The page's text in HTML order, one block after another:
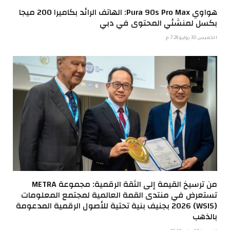
هواوي Pura 90s Pro Max: الهاتف الرائد بكاميرا 200 ميجا
بكسل لمنشئي المحتوى في دبي
الخميس 30 يوليو 7:26 م
من ترسيخ القيمة إلى الثقة الرقمية: مجموعة METRA
تستعرض في منتدى القمة العالمية لمجتمع المعلومات
(WSIS) 2026 بجنيف بنية تحتية للأصول الرقمية المدعومة
بالذهب